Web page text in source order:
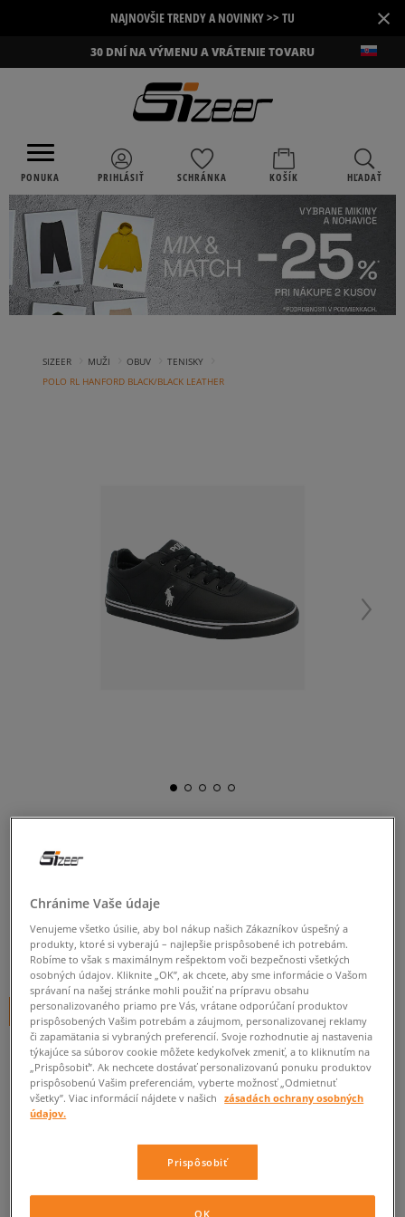
NAJNOVŠIE TRENDY A NOVINKY >> TU ×
30 DNÍ NA VÝMENU A VRÁTENIE TOVARU
PONUKA PRIHLÁSIŤ SCHRÁNKA KOŠÍK HĽADAŤ
SIZEER MUŽI OBUV TENISKY
POLO RL HANFORD BLACK/BLACK LEATHER
BLACK/BLACK LEATHER
60€cena s DPH
+ 60 BODOV VSIZEERCLUBE
Informujte ma o dostupnosti
Ak bude položka opäť dostupná, dostanete od nás oznámenie.
ZISTIŤ DOSTUPNOSŤ V NAŠICH KAMENNÝCH PREDAJNIACH
Chránime Vaše údaje
Venujeme všetko úsilie, aby bol nákup našich Zákazníkov úspešný a
produkty, ktoré si vyberajú – najlepšie prispôsobené ich potrebám.
Robíme to však s maximálnym rešpektom voči bezpečnosti všetkých
osobných údajov. Kliknite „OK”, ak chcete, aby sme informácie o Vašom
správaní na našej stránke mohli použiť na prípravu obsahu
personalizovaného priamo pre Vás, vrátane odporúčaní produktov
prispôsobených Vašim potrebám a záujmom, personalizovanej reklamy
či zapamätania si vybraných preferencií. Svoje rozhodnutie aj nastavenia
týkajúce sa súborov cookie môžete kedykoľvek zmeniť, a to kliknutím na
„Prispôsobiť”. Ak nechcete dostávať personalizovanú ponuku produktov
prispôsobenú Vašim preferenciám, vyberte možnosť „Odmietnuť
všetky”. Viac informácií nájdete v našich
zásadách ochrany osobných
údajov.
Prispôsobiť
OK